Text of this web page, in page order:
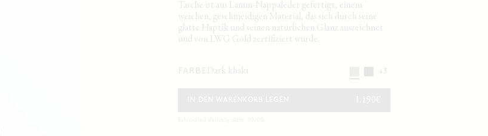
Tasche ist aus Lamm-Nappaleder gefertigt, einem
weichen, geschmeidigen Material, das sich durch seine
glatte Haptik und seinen natürlichen Glanz auszeichnet
und von LWG Gold zertifiziert wurde.
FARBE dark khaki +3